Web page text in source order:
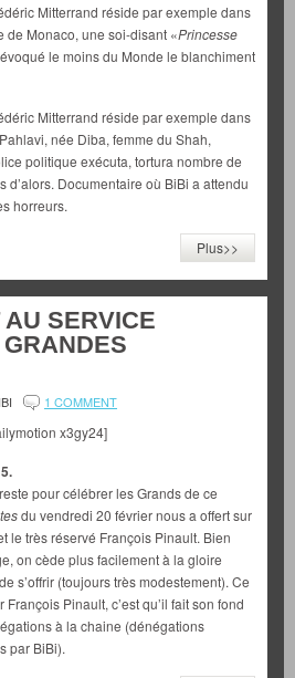
Mitterrand réside par exemple dans
de Monaco, une soi-disant «Princesse
le moins du Monde le blanchiment
Mitterrand réside par exemple dans
née Diba, femme du Shah,
politique exécuta, tortura nombre de
d’alors. Documentaire où BiBi a attendu
horreurs.
Plus>>
SERVICE
1 COMMENT
x3gy24]
pour célébrer les Grands de ce
du vendredi 20 février nous a offert sur
le très réservé François Pinault. Bien
on cède plus facilement à la gloire
s’offrir (toujours très modestement). Ce
Pinault, c’est qu’il fait son fond
à la chaine (dénégations
par BiBi).